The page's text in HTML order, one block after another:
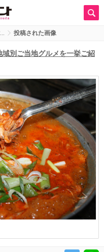
投稿された画像
別ご当地グルメを一挙ご紹